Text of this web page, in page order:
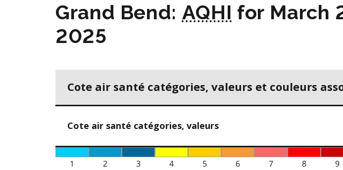
Grand Bend: AQHI for March
2025
Cote air santé catégories, valeurs et couleurs
Cote air santé catégories, valeurs
1 2 3 4 5 6 7 8 9